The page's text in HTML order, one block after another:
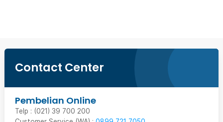
Contact Center
Pembelian Online
Telp : (021) 39 700 200